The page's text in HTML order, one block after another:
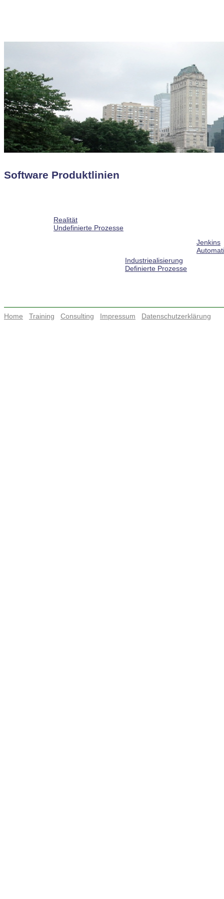
Software Produktlinien
Realität
Undefinierte Prozesse
Jenkins
Industriealisierung
Definierte Prozesse
Home Training Consulting Impressum Datenschutzerklärung